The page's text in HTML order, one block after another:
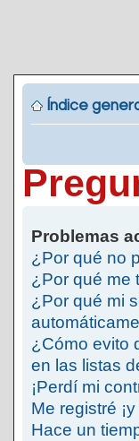
Índice
Problemas
¿Por qué no
¿Por qué me
¿Por qué mi
¿Cómo evito
en las listas
¡Perdí mi
Me registré
Hace un